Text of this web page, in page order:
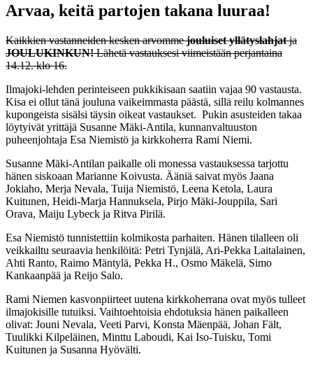
Arvaa, keitä partojen takana luuraa!
Kaikkien vastanneiden kesken arvommejouluiset yllätyslahjatja
JOULUKINKUN!Lähetä vastauksesi viimeistään perjantaina
14.12. klo 16.
Ilmajoki-lehden perinteiseen pukkikisaan saatiin vajaa 90 vastausta.
Kisa ei ollut tänä jouluna vaikeimmasta päästä, sillä reilu kolmannes
kupongeista sisälsi täysin oikeat vastaukset. Pukin asusteiden takaa
löytyivät yrittäjä Susanne Mäki-Antila, kunnanvaltuuston
puheenjohtaja Esa Niemistö ja kirkkoherra Rami Niemi.
Susanne Mäki-Antilan paikalle oli monessa vastauksessa tarjottu
hänen siskoaan Marianne Koivusta. Ääniä saivat myös Jaana
Jokiaho, Merja Nevala, Tuija Niemistö, Leena Ketola, Laura
Kuitunen, Heidi-Marja Hannuksela, Pirjo Mäki-Jouppila, Sari
Orava, Maiju Lybeck ja Ritva Pirilä.
Esa Niemistö tunnistettiin kolmikosta parhaiten. Hänen tilalleen oli
veikkailtu seuraavia henkilöitä: Petri Tynjälä, Ari-Pekka Laitalainen,
Ahti Ranto, Raimo Mäntylä, Pekka H., Osmo Mäkelä, Simo
Kankaanpää ja Reijo Salo.
Rami Niemen kasvonpiirteet uutena kirkkoherrana ovat myös tulleet
ilmajokisille tutuiksi. Vaihtoehtoisia ehdotuksia hänen paikalleen
olivat: Jouni Nevala, Veeti Parvi, Konsta Mäenpää, Johan Fält,
Tuulikki Kilpeläinen, Minttu Laboudi, Kai Iso-Tuisku, Tomi
Kuitunen ja Susanna Hyövälti.